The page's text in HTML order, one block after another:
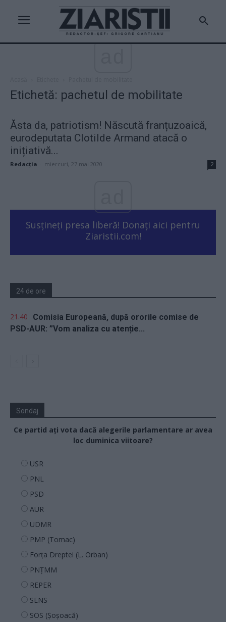
Etichetă: pachetul de mobilitate
Ăsta da, patriotism! Născută franțuzoaică,
eurodeputata Clotilde Armand atacă o
inițiativă...
Redacţia miercuri, 27 mai 2020 2
Susțineți presa liberă! Donați aici pentru
Ziaristii.com!
24 de ore
21.40
Comisia Europeană, după ororile comise de
PSD-AUR: ”Vom analiza cu atenție...
Sondaj
Ce partid ați vota dacă alegerile parlamentare ar avea
loc duminica viitoare?
USR
PNL
PSD
AUR
UDMR
PMP (Tomac)
Forța Dreptei (L. Orban)
PNȚMM
REPER
SENS
SOS (Șoșoacă)